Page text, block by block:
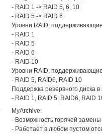
- RAID 1 -> RAID 5, 6, 10
- RAID 5 -> RAID 6
Уровни RAID,
- RAID 1
- RAID 5
- RAID 6
- RAID 10
Уровни RAID,
- RAID 5, RAID6, RAID 10
Поддержка резервного диска
- RAID 1, RAID 5, RAID6, RAID
MyArchive:
- Возможность горячей
- Работает в любом пустом